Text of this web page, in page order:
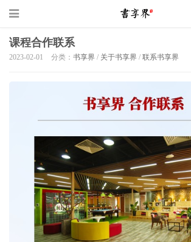
课程合作联系
2023-02-01 分类： 书享界 / 关于书享界 / 联系书享界